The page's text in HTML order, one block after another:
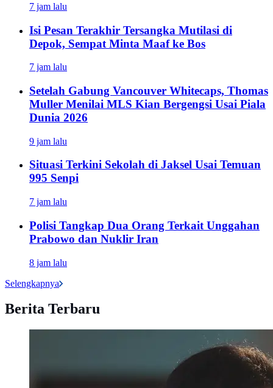
7 jam lalu
Isi Pesan Terakhir Tersangka Mutilasi di
Depok, Sempat Minta Maaf ke Bos
7 jam lalu
Setelah Gabung Vancouver Whitecaps, Thomas
Muller Menilai MLS Kian Bergengsi Usai Piala
Dunia 2026
9 jam lalu
Situasi Terkini Sekolah di Jaksel Usai Temuan
995 Senpi
7 jam lalu
Polisi Tangkap Dua Orang Terkait Unggahan
Prabowo dan Nuklir Iran
8 jam lalu
Selengkapnya
Berita Terbaru